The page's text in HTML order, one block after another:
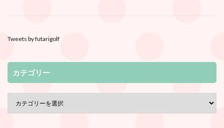
Tweets by futarigolf
カテゴリー